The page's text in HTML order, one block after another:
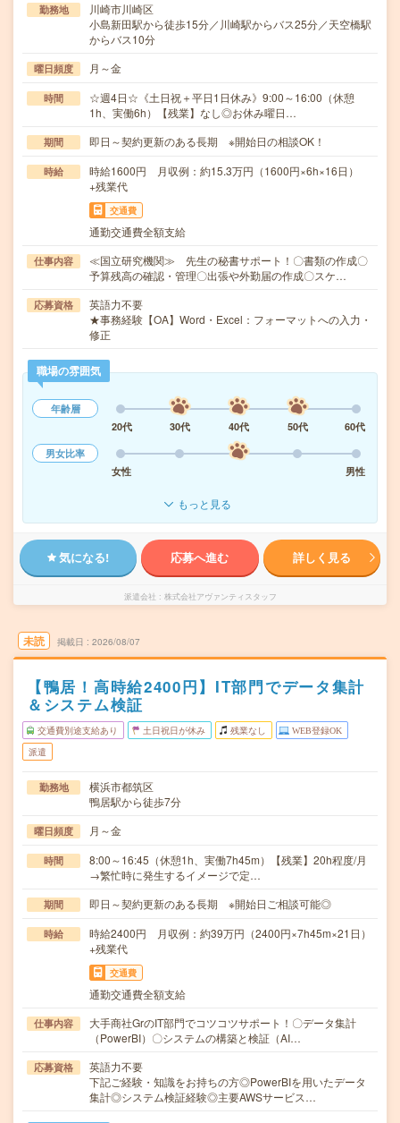
勤務地
川崎市川崎区
小島新田駅から徒歩15分／川崎駅からバス25分／天空橋駅
からバス10分
曜日頻度 月～金
時間
☆週4日☆《土日祝＋平日1日休み》9:00～16:00（休憩
1h、実働6h）【残業】なし◎お休み曜日…
期間 即日～契約更新のある長期 ※開始日の相談OK！
時給
時給1600円 月収例：約15.3万円（1600円×6h×16日）
+残業代
交通費
通勤交通費全額支給
仕事内容
≪国立研究機関≫ 先生の秘書サポート！〇書類の作成〇
予算残高の確認・管理〇出張や外勤届の作成〇スケ…
応募資格
英語力不要
★事務経験【OA】Word・Excel：フォーマットへの入力・
修正
職場の雰囲気
年齢層
20代
30代 40代 50代
60代
男女比率
女性
男性
もっと見る
気になる! 応募へ進む 詳しく見る
派遣会社 株式会社アヴァンティスタッフ
未読 掲載日 2026/08/07
【鴨居！高時給2400円】IT部門でデータ集計
＆システム検証
交通費別途支給あり 土日祝日が休み 残業なし WEB登録OK
派遣
勤務地
横浜市都筑区
鴨居駅から徒歩7分
曜日頻度 月～金
時間
8:00～16:45（休憩1h、実働7h45m）【残業】20h程度/月
→繁忙時に発生するイメージで定…
期間 即日～契約更新のある長期 ※開始日ご相談可能◎
時給
時給2400円 月収例：約39万円（2400円×7h45m×21日）
+残業代
交通費
通勤交通費全額支給
仕事内容
大手商社GrのIT部門でコツコツサポート！〇データ集計
（PowerBI）〇システムの構築と検証（AI…
応募資格
英語力不要
下記ご経験・知識をお持ちの方◎PowerBIを用いたデータ
集計◎システム検証経験◎主要AWSサービス…